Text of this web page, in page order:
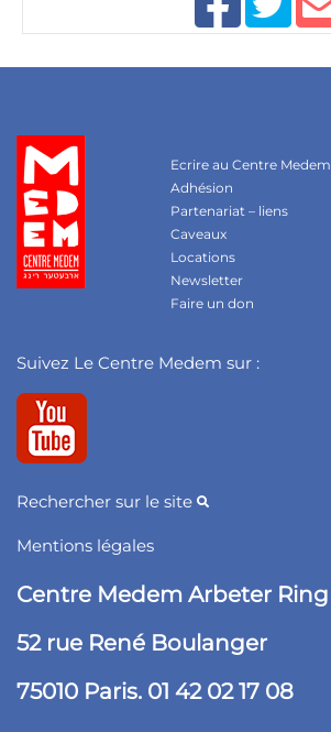
Ecrire au Centre Medem
Adhésion
Partenariat – liens
Caveaux
Locations
Newsletter
Faire un don
Suivez Le Centre Medem sur :
Rechercher sur le site
Mentions légales
Centre Medem Arbeter Ring
52 rue René Boulanger
75010 Paris. 01 42 02 17 08